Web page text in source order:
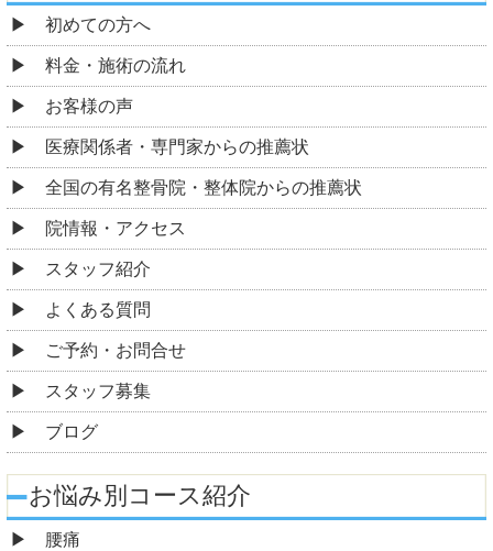
初めての方へ
料金・施術の流れ
お客様の声
医療関係者・専門家からの推薦状
全国の有名整骨院・整体院からの推薦状
院情報・アクセス
スタッフ紹介
よくある質問
ご予約・お問合せ
スタッフ募集
ブログ
お悩み別コース紹介
腰痛